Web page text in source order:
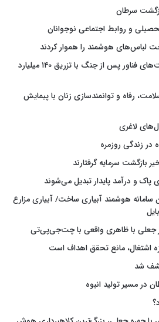
سرطان
و روابط اجتماعی نوجوانان
لباس‌های هوشمند را هموار کردند
مهار موج تعدیل نیروی شرکت‌های فناور پس از جنگ با تزریق ۱۴۰ میلیارد
رفاه و توانمندسازی زنان با پیمایش
لاغری
در زندگی روزمره
بازگشت سرمایه گرفتارند
و درآمد پایدار تبدیل می‌شوند
سامانه هوشمند آبیاری ساخت/ آبیاری مزارع
جعلی با ظاهری واقعی با چت‌جی‌پی‌تی
اشتغال، مانع تحقق اهداف است
شد
مسیر تولید انبوه